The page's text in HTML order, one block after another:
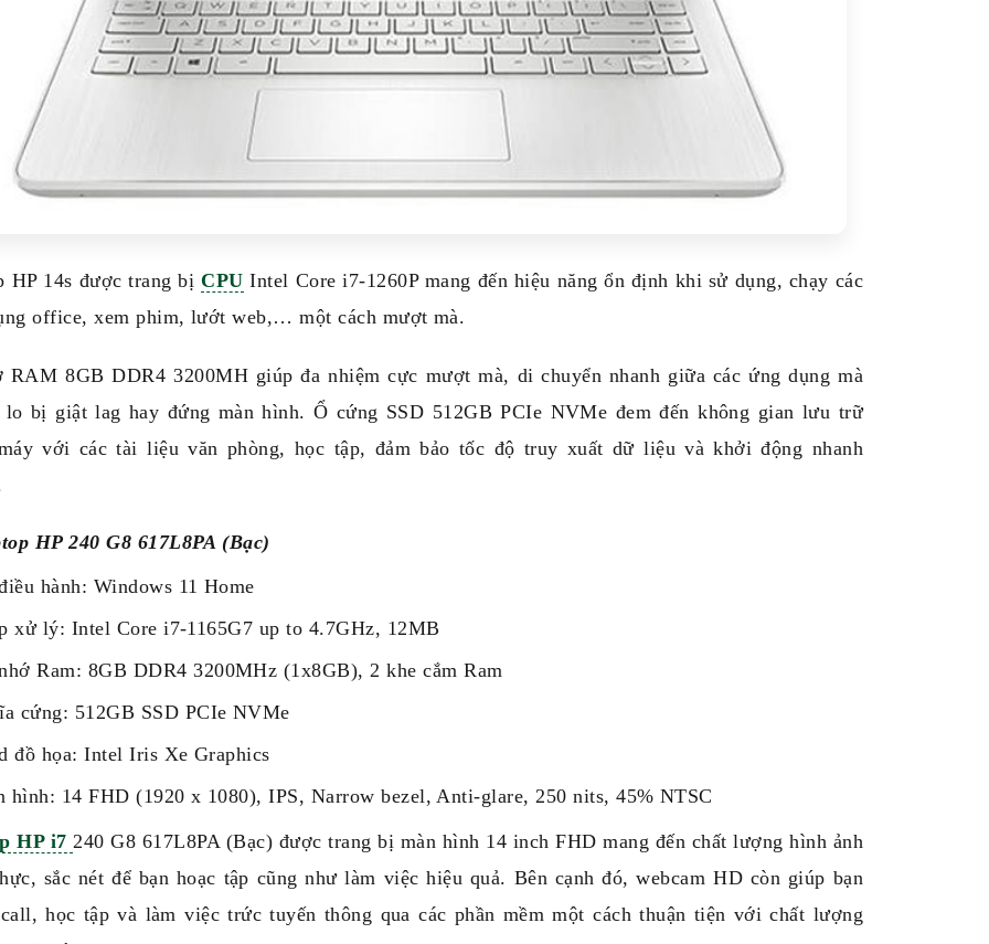
HP 14s được trang bịCPU Intel Core i7-1260P mang đến hiệu năng ổn định khi sử dụng, chạy các
office, xem phim, lướt web,… một cách mượt mà.
RAM 8GB DDR4 3200MH giúp đa nhiệm cực mượt mà, di chuyển nhanh giữa các ứng dụng mà
lo bị giật lag hay đứng màn hình. Ổ cứng SSD 512GB PCIe NVMe đem đến không gian lưu trữ
với các tài liệu văn phòng, học tập, đảm bảo tốc độ truy xuất dữ liệu và khởi động nhanh
HP 240 G8 617L8PA (Bạc)
hành: Windows 11 Home
xử lý: Intel Core i7-1165G7 up to 4.7GHz, 12MB
Ram: 8GB DDR4 3200MHz (1x8GB), 2 khe cắm Ram
cứng: 512GB SSD PCIe NVMe
đồ họa: Intel Iris Xe Graphics
hình: 14 FHD (1920 x 1080), IPS, Narrow bezel, Anti-glare, 250 nits, 45% NTSC
HP i7240 G8 617L8PA (Bạc) được trang bị màn hình 14 inch FHD mang đến chất lượng hình ảnh
sắc nét để bạn hoạc tập cũng như làm việc hiệu quả. Bên cạnh đó, webcam HD còn giúp bạn
học tập và làm việc trức tuyến thông qua các phần mềm một cách thuận tiện với chất lượng